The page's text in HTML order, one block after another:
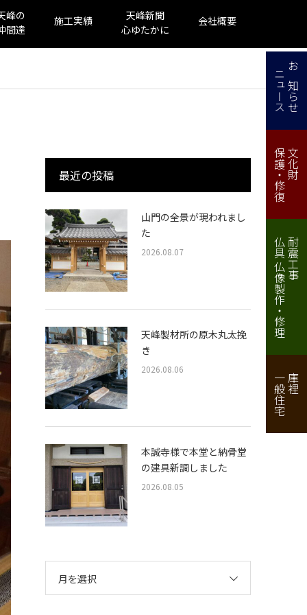
峰の
間達
施工実績
天峰新聞
心ゆたかに
会社概要
最近の投稿
山門の全景が現われまし
た
2026.08.07
天峰製材所の原木丸太挽
き
2026.08.06
本誠寺様で本堂と納骨堂
の建具新調しました
2026.08.05
月を選択
お知らせ
ニュース
文化財
保護・修復
耐震工事
仏具 仏像製作・修理
庫裡
一般住宅